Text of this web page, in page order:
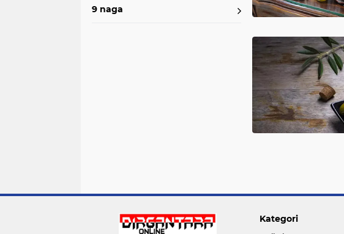
9 naga
Kategori